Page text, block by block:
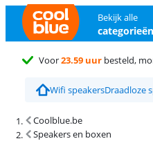
Bekijk alle
categorieën
Voor23.59 uur besteld,
Wifi speakersDraadloze
Coolblue.be
Speakers en boxen
Zoekresultaten en sortering